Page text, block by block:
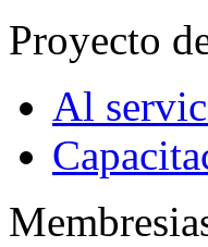
Proyecto
Al